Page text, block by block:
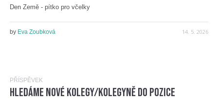
Den Země - pítko pro včelky
14. 5. 2026
by Eva Zoubková
PŘÍSPĚVEK
Hledáme nové kolegy/kolegyně do pozice